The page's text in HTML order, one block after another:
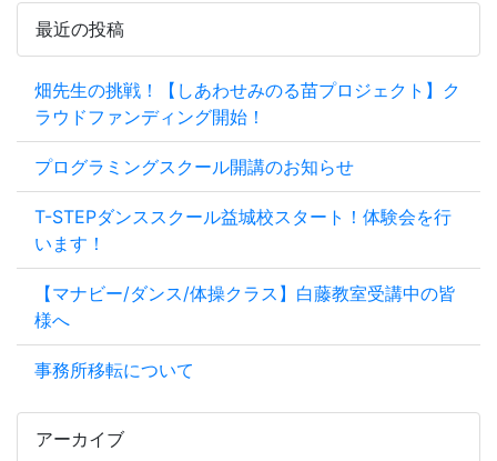
最近の投稿
畑先生の挑戦！【しあわせみのる苗プロジェクト】ク
ラウドファンディング開始！
プログラミングスクール開講のお知らせ
T-STEPダンススクール益城校スタート！体験会を行
います！
【マナビー/ダンス/体操クラス】白藤教室受講中の皆
様へ
事務所移転について
アーカイブ